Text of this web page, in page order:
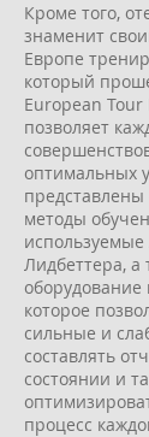
Кроме того,
знаменит
Европе
который
European
позволяет
оптимальных
методы
Лидбеттера, а
которое
сильные и
составлять
состоянии и
процесс